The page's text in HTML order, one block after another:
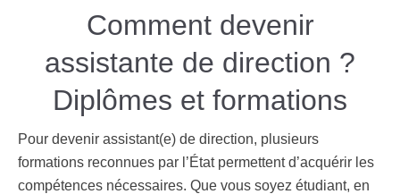
Comment devenir
assistante de direction ?
Diplômes et formations
Pour devenir assistant(e) de direction, plusieurs
formations reconnues par l’État permettent d’acquérir les
compétences nécessaires. Que vous soyez étudiant, en